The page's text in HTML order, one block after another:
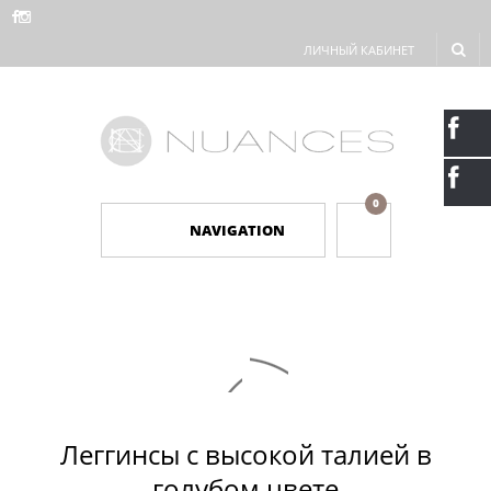
ЛИЧНЫЙ КАБИНЕТ
NAVIGATION
0
Леггинсы с высокой талией в